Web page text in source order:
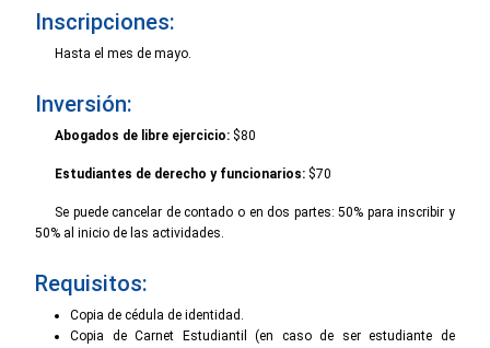
Inscripciones:
Hasta el mes de mayo.
Inversión:
Abogados de libre ejercicio: $80
Estudiantes de derecho y funcionarios: $70
Se puede cancelar de contado o en dos partes: 50% para inscribir y
50% al inicio de las actividades.
Requisitos:
Copia de cédula de identidad.
Copia de Carnet Estudiantil (en caso de ser estudiante de